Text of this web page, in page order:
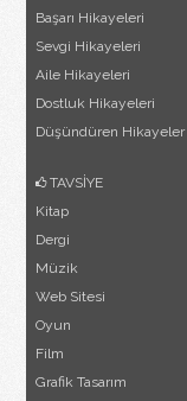
Başarı Hikayeleri
Sevgi Hikayeleri
Aile Hikayeleri
Dostluk Hikayeleri
Düşündüren Hikayeler
TAVSİYE
Kitap
Dergi
Müzik
Web Sitesi
Oyun
Film
Grafik Tasarım